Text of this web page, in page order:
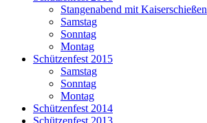
Stangenabend mit Kaiserschießen
Samstag
Sonntag
Montag
Schützenfest 2015
Samstag
Sonntag
Montag
Schützenfest 2014
Schützenfest 2013